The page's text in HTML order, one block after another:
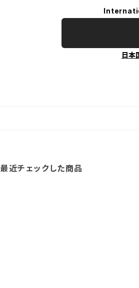
日本
最近チェックした商品